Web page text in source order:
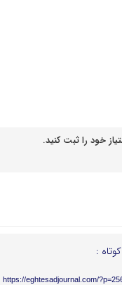
خود را ثبت کنید.
:
https://eghtesadjournal.com/